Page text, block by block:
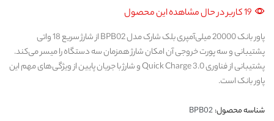
19 کاربر در حال مشاهده این محصول
پاور بانک 20000 میلی‌آمپری بلک شارک مدل BPB02 از شارژ سریع 18 واتی
پشتیبانی و سه پورت خروجی آن امکان شارژ همزمان سه دستگاه را میسر می‌کند.
پشتیبانی از فناوری Quick Charge 3.0 و شارژ با جریان پایین از ویژگی‌های مهم این
پاور بانک است.
شناسه محصول:BPB02